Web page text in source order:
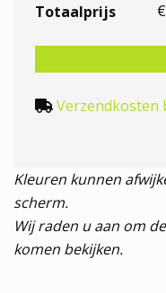
Totaalprijs
€
Verzendkosten
Kleuren kunnen
scherm.
Wij raden u aan om
komen bekijken.